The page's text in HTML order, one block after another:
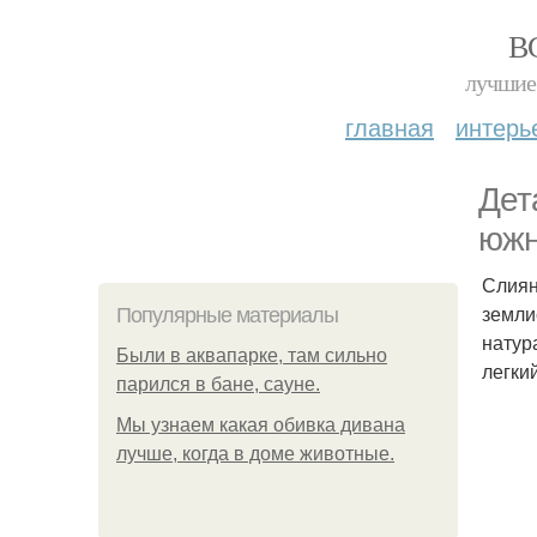
лучшие
главная
Популярные материалы
Были в аквапарке, там сильно
парился в бане, сауне.
Мы узнаем какая обивка дивана
лучше, когда в доме животные.